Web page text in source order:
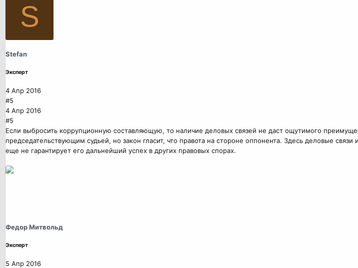
S
Stefan
Эксперт
4 Апр 2016
#5
4 Апр 2016
#5
Если выбросить коррупционную составляющую, то наличие деловых связей не даст ощутимого
председательствующим судьей, но закон гласит, что правота на стороне оппонента. Здесь деловые
еще не гарантирует его дальнейший успех в других правовых спорах.
Федор Митвольд
Эксперт
5 Апр 2016